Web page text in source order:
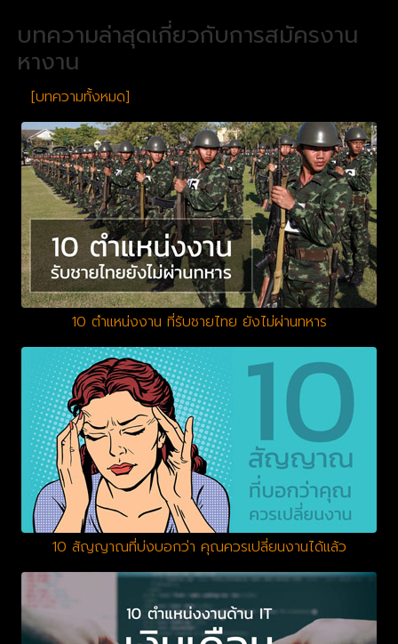
บทความล่าสุดเกี่ยวกับการสมัครงาน
หางาน
[บทความทั้งหมด]
10 ตำแหน่งงาน ที่รับชายไทย ยังไม่ผ่านทหาร
10 สัญญาณที่บ่งบอกว่า คุณควรเปลี่ยนงานได้แล้ว